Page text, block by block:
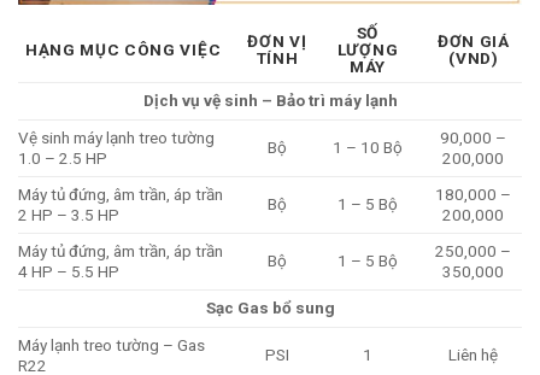
HẠNG MỤC CÔNG VIỆC
ĐƠN VỊ
TÍNH
SỐ
LƯỢNG
MÁY
ĐƠN GIÁ
(VND)
Dịch vụ vệ sinh – Bảo trì máy lạnh
Vệ sinh máy lạnh treo tường
1.0 – 2.5 HP
Bộ 1 – 10 Bộ
90,000 –
200,000
Máy tủ đứng, âm trần, áp trần
2 HP – 3.5 HP
Bộ 1 – 5 Bộ
180,000 –
200,000
Máy tủ đứng, âm trần, áp trần
4 HP – 5.5 HP
Bộ 1 – 5 Bộ
250,000 –
350,000
Sạc Gas bổ sung
Máy lạnh treo tường – Gas
R22
PSI 1 Liên hệ